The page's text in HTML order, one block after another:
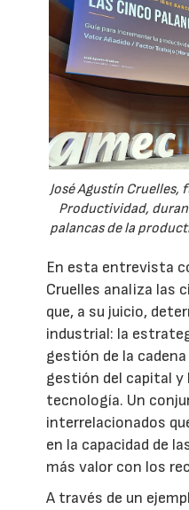
José Agustín
Productividad,
palancas de la
En esta entrevista
Cruelles analiza las
que, a su juicio,
industrial: la
gestión de la
gestión del capital y
tecnología. Un
interrelacionados
en la capacidad de
más valor con los
A través de un